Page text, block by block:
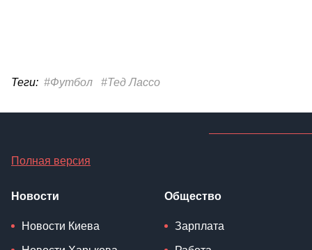
Теги: #Футбол #Тед Лассо
Полная версия
Новости
Новости Киева
Общество
Зарплата